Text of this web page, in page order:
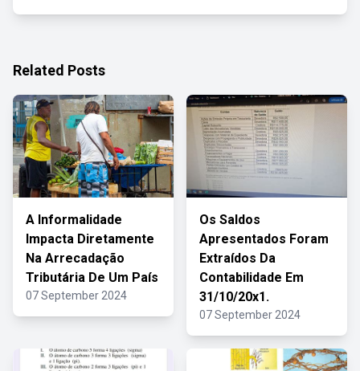
Related Posts
A Informalidade
Impacta Diretamente
Na Arrecadação
Tributária De Um País
07 September 2024
Os Saldos
Apresentados Foram
Extraídos Da
Contabilidade Em
31/10/20x1.
07 September 2024